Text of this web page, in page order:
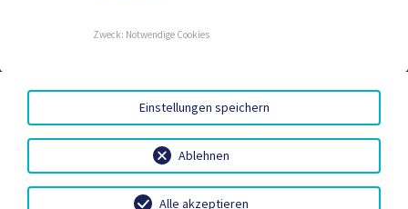
AMTSSIGNATUR BARRIEREFREIHEIT
SITEMAP|IMPRESSUM|INVENTARLISTE EEDIII 2024
Zweck: Notwendige Cookies
Ablehnen
Einstellungen speichern
Alle akzeptieren